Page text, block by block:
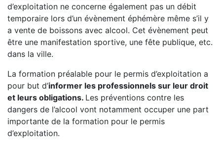
d’exploitation ne concerne également pas un débit
temporaire lors d’un évènement éphémère même s’il y
a vente de boissons avec alcool. Cet évènement peut
être une manifestation sportive, une fête publique, etc.
dans la ville.
La formation préalable pour le permis d’exploitation a
pour but d’informer les professionnels sur leur droit
et leurs obligations. Les préventions contre les
dangers de l’alcool vont notamment occuper une part
importante de la formation pour le permis
d’exploitation.